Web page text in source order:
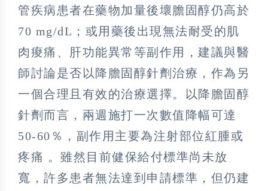
管疾病患者在藥物加量後壞膽固醇仍高於
70 mg/dL；或用藥後出現無法耐受的肌
肉痠痛、肝功能異常等副作用，建議與醫
師討論是否以降膽固醇針劑治療，作為另
一個合理且有效的治療選擇。以降膽固醇
針劑而言，兩週施打一次數值降幅可達
50-60％，副作用主要為注射部位紅腫或
疼痛 。雖然目前健保給付標準尚未放
寬，許多患者無法達到申請標準，但仍建